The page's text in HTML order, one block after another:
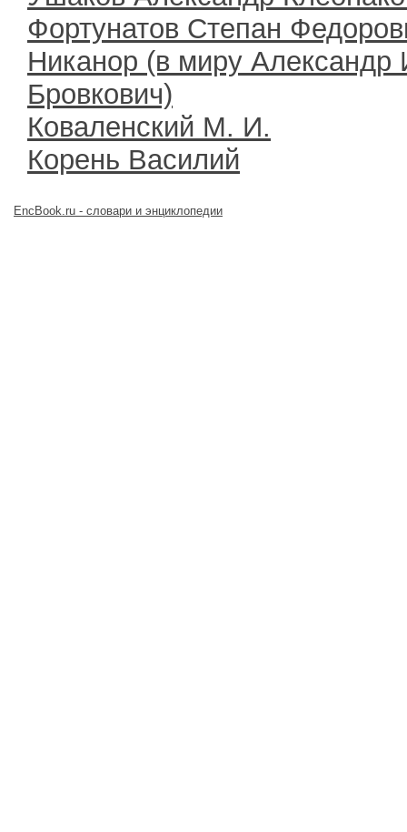
Фортунатов Степан
Никанор (в миру Александр
Бровкович)
Коваленский М. И.
Корень Василий
EncBook.ru - словари и энциклопедии